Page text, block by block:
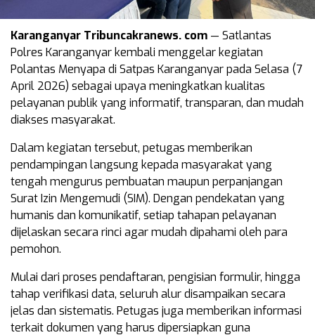
Karanganyar Tribuncakranews. com — Satlantas
Polres Karanganyar kembali menggelar kegiatan
Polantas Menyapa di Satpas Karanganyar pada Selasa (7
April 2026) sebagai upaya meningkatkan kualitas
pelayanan publik yang informatif, transparan, dan mudah
diakses masyarakat.
Dalam kegiatan tersebut, petugas memberikan
pendampingan langsung kepada masyarakat yang
tengah mengurus pembuatan maupun perpanjangan
Surat Izin Mengemudi (SIM). Dengan pendekatan yang
humanis dan komunikatif, setiap tahapan pelayanan
dijelaskan secara rinci agar mudah dipahami oleh para
pemohon.
Mulai dari proses pendaftaran, pengisian formulir, hingga
tahap verifikasi data, seluruh alur disampaikan secara
jelas dan sistematis. Petugas juga memberikan informasi
terkait dokumen yang harus dipersiapkan guna